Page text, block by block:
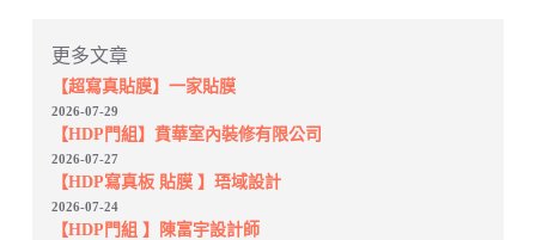
更多文章
【超寫真貼膜】一家貼膜
2026-07-29
【HDP門組】賁華室內裝修有限公司
2026-07-27
【HDP寫真板 貼膜 】珸域設計
2026-07-24
【HDP門組 】陳富宇設計師